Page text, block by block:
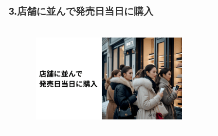
3.店舗に並んで発売日当日に購入